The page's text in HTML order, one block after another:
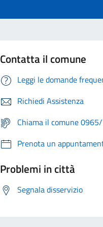
Contatta il comune
Leggi le domande
Richiedi Assistenza
Chiama il comune
Prenota un
Problemi in città
Segnala disservizio